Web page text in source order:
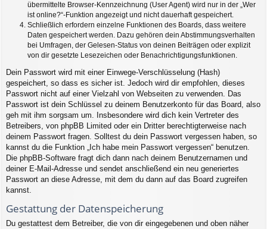
übermittelte Browser-Kennzeichnung (User Agent) wird nur in der „Wer
ist online?“-Funktion angezeigt und nicht dauerhaft gespeichert.
Schließlich erfordern einzelne Funktionen des Boards, dass weitere
Daten gespeichert werden. Dazu gehören dein Abstimmungsverhalten
bei Umfragen, der Gelesen-Status von deinen Beiträgen oder explizit
von dir gesetzte Lesezeichen oder Benachrichtigungsfunktionen.
Dein Passwort wird mit einer Einwege-Verschlüsselung (Hash)
gespeichert, so dass es sicher ist. Jedoch wird dir empfohlen, dieses
Passwort nicht auf einer Vielzahl von Webseiten zu verwenden. Das
Passwort ist dein Schlüssel zu deinem Benutzerkonto für das Board, also
geh mit ihm sorgsam um. Insbesondere wird dich kein Vertreter des
Betreibers, von phpBB Limited oder ein Dritter berechtigterweise nach
deinem Passwort fragen. Solltest du dein Passwort vergessen haben, so
kannst du die Funktion „Ich habe mein Passwort vergessen“ benutzen.
Die phpBB-Software fragt dich dann nach deinem Benutzernamen und
deiner E-Mail-Adresse und sendet anschließend ein neu generiertes
Passwort an diese Adresse, mit dem du dann auf das Board zugreifen
kannst.
Gestattung der Datenspeicherung
Du gestattest dem Betreiber, die von dir eingegebenen und oben näher